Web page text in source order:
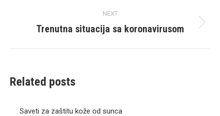
NEXT
Next
Trenutna situacija sa koronavirusom
Related posts
Saveti za zaštitu kože od sunca